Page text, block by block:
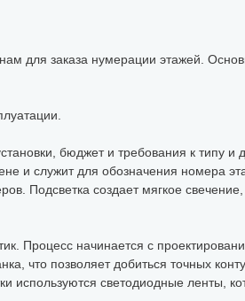
для заказа нумерации этажей.
бюджет и требования к
и служит для обозначения номера
Подсветка создает мягкое
Процесс начинается с
что позволяет добиться точных
используются светодиодные ленты,